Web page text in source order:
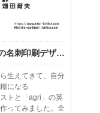
農園様の名刺印刷デザインしてみました
生えてきて、自分
になる
トと「agri」の英
ってみました。全